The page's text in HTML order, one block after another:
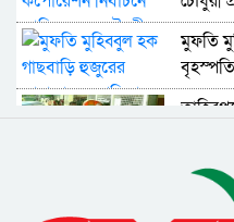
হয়েছেন
মুফতি
কমরেড